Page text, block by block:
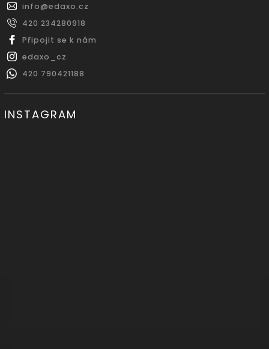
info@edaxo.cz
420 234280918
Připojit se k nám
edaxo_cz
420 790421188
INSTAGRAM